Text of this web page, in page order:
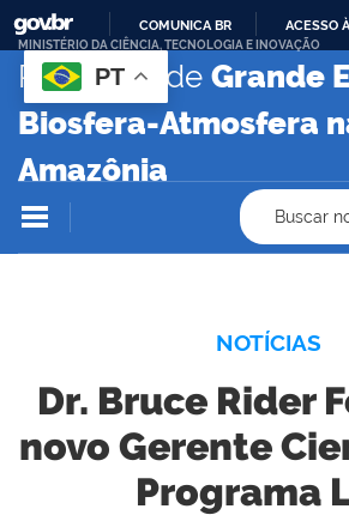
PARA
O
COMUNICA BR ACESSO
PT
MINISTÉRIO DA CIÊNCIA, TECNOLOGIA E INOVAÇÃO
Programa de Grande
Biosfera-Atmosfera
Amazônia
Buscar
NOTÍCIAS
Dr. Bruce Rider
novo Gerente
Programa